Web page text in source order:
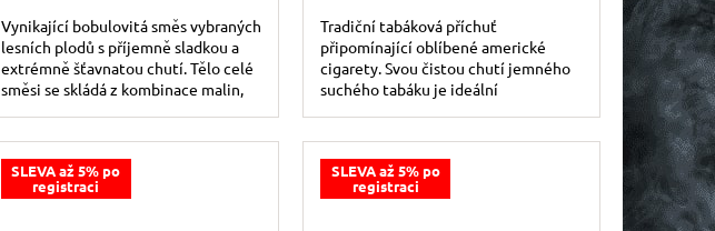
Vynikající bobulovitá směs vybraných
lesních plodů s příjemně sladkou a
extrémně šťavnatou chutí. Tělo celé
směsi se skládá z kombinace malin,
Tradiční tabáková příchuť
připomínající oblíbené americké
cigarety. Svou čistou chutí jemného
suchého tabáku je ideální
SLEVA až 5% po
registraci
SLEVA až 5% po
registraci